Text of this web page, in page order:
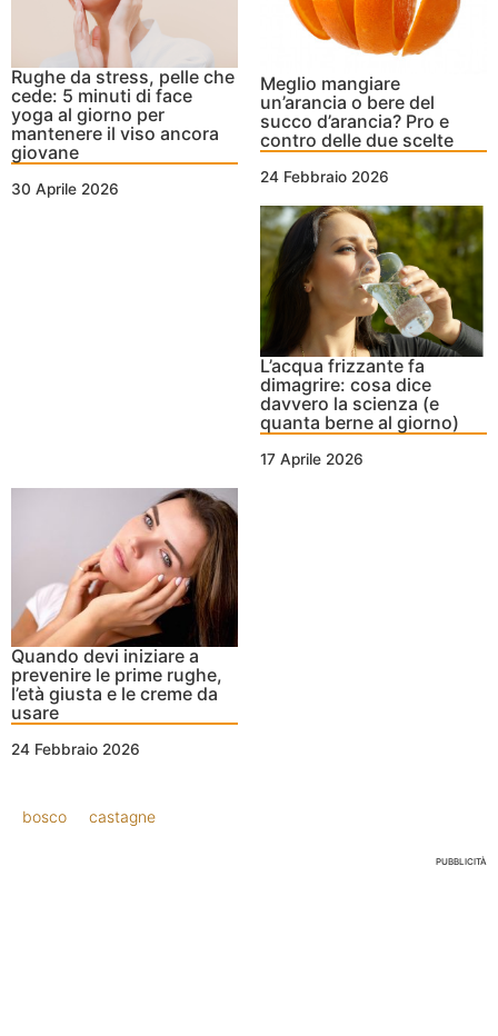
Rughe da stress, pelle che
cede: 5 minuti di face
yoga al giorno per
mantenere il viso ancora
giovane
30 Aprile 2026
Meglio mangiare
un’arancia o bere del
succo d’arancia? Pro e
contro delle due scelte
24 Febbraio 2026
L’acqua frizzante fa
dimagrire: cosa dice
davvero la scienza (e
quanta berne al giorno)
17 Aprile 2026
Quando devi iniziare a
prevenire le prime rughe,
l’età giusta e le creme da
usare
24 Febbraio 2026
bosco castagne
PUBBLICITÀ